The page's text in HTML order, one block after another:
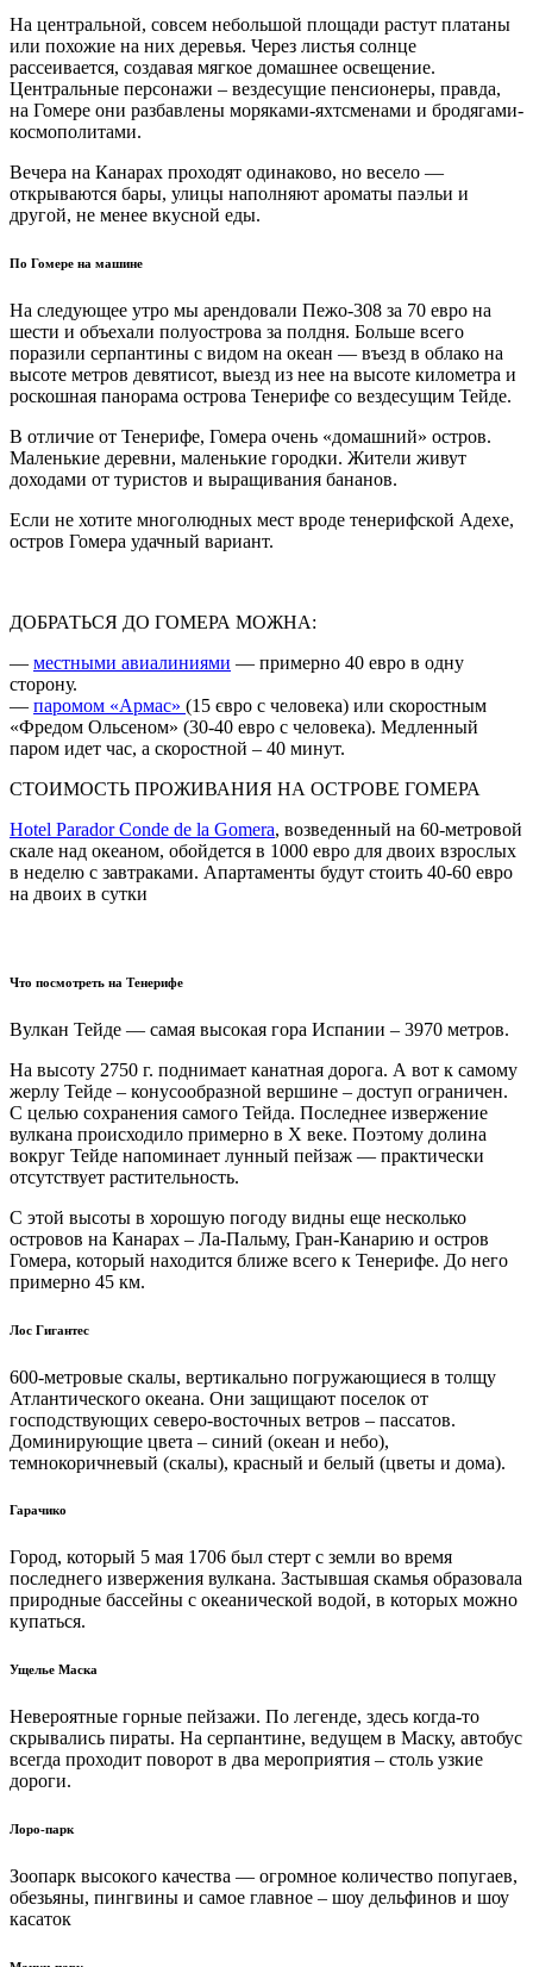
На центральной, совсем небольшой площади растут платаны
или похожие на них деревья. Через листья солнце
рассеивается, создавая мягкое домашнее освещение.
Центральные персонажи – вездесущие пенсионеры, правда,
на Гомере они разбавлены моряками-яхтсменами и бродягами-
космополитами.
Вечера на Канарах проходят одинаково, но весело —
открываются бары, улицы наполняют ароматы паэльи и
другой, не менее вкусной еды.
По Гомере на машине
На следующее утро мы арендовали Пежо-308 за 70 евро на
шести и объехали полуострова за полдня. Больше всего
поразили серпантины с видом на океан — въезд в облако на
высоте метров девятисот, выезд из нее на высоте километра и
роскошная панорама острова Тенерифе со вездесущим Тейде.
В отличие от Тенерифе, Гомера очень «домашний» остров.
Маленькие деревни, маленькие городки. Жители живут
доходами от туристов и выращивания бананов.
Если не хотите многолюдных мест вроде тенерифской Адехе,
остров Гомера удачный вариант.
ДОБРАТЬСЯ ДО ГОМЕРА МОЖНА:
— местными авиалиниями — примерно 40 евро в одну
сторону.
— паромом «Армас» (15 євро с человека) или скоростным
«Фредом Ольсеном» (30-40 евро с человека). Медленный
паром идет час, а скоростной – 40 минут.
СТОИМОСТЬ ПРОЖИВАНИЯ НА ОСТРОВЕ ГОМЕРА
Hotel Parador Conde de la Gomera, возведенный на 60-метровой
скале над океаном, обойдется в 1000 евро для двоих взрослых
в неделю с завтраками. Апартаменты будут стоить 40-60 евро
на двоих в сутки
Что посмотреть на Тенерифе
Вулкан Тейде — самая высокая гора Испании – 3970 метров.
На высоту 2750 г. поднимает канатная дорога. А вот к самому
жерлу Тейде – конусообразной вершине – доступ ограничен.
С целью сохранения самого Тейда. Последнее извержение
вулкана происходило примерно в X веке. Поэтому долина
вокруг Тейде напоминает лунный пейзаж — практически
отсутствует растительность.
С этой высоты в хорошую погоду видны еще несколько
островов на Канарах – Ла-Пальму, Гран-Канарию и остров
Гомера, который находится ближе всего к Тенерифе. До него
примерно 45 км.
Лос Гигантес
600-метровые скалы, вертикально погружающиеся в толщу
Атлантического океана. Они защищают поселок от
господствующих северо-восточных ветров – пассатов.
Доминирующие цвета – синий (океан и небо),
темнокоричневый (скалы), красный и белый (цветы и дома).
Гарачико
Город, который 5 мая 1706 был стерт с земли во время
последнего извержения вулкана. Застывшая скамья образовала
природные бассейны с океанической водой, в которых можно
купаться.
Ущелье Маска
Невероятные горные пейзажи. По легенде, здесь когда-то
скрывались пираты. На серпантине, ведущем в Маску, автобус
всегда проходит поворот в два мероприятия – столь узкие
дороги.
Лоро-парк
Зоопарк высокого качества — огромное количество попугаев,
обезьяны, пингвины и самое главное – шоу дельфинов и шоу
касаток